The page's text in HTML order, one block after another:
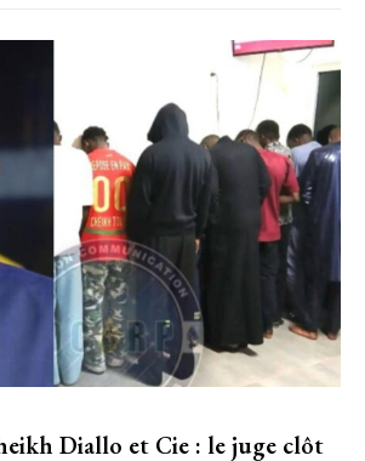
Diallo et Cie : le juge clôt